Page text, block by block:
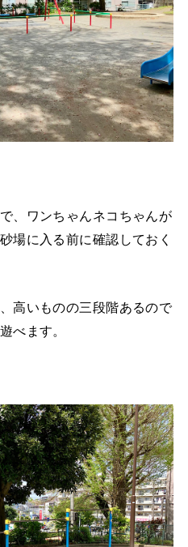
、ワンちゃんネコちゃんが
場に入る前に確認しておく
高いものの三段階あるので
べます。